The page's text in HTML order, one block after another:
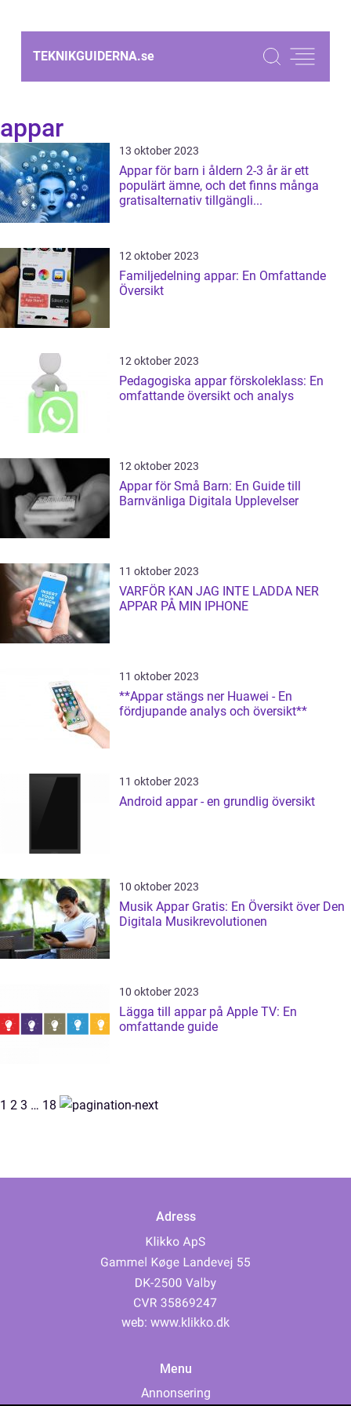
TEKNIKGUIDERNA.se
appar
13 oktober 2023
Appar för barn i åldern 2-3 år är ett
populärt ämne, och det finns många
gratisalternativ tillgängli...
12 oktober 2023
Familjedelning appar: En Omfattande
Översikt
12 oktober 2023
Pedagogiska appar förskoleklass: En
omfattande översikt och analys
12 oktober 2023
Appar för Små Barn: En Guide till
Barnvänliga Digitala Upplevelser
11 oktober 2023
VARFÖR KAN JAG INTE LADDA NER
APPAR PÅ MIN IPHONE
11 oktober 2023
**Appar stängs ner Huawei - En
fördjupande analys och översikt**
11 oktober 2023
Android appar - en grundlig översikt
10 oktober 2023
Musik Appar Gratis: En Översikt över Den
Digitala Musikrevolutionen
10 oktober 2023
Lägga till appar på Apple TV: En
omfattande guide
1 2 3 … 18
Adress
web: www.klikko.dk
Menu
Annonsering